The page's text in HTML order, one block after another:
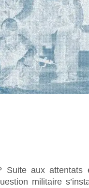
Suite aux attentats
militaire